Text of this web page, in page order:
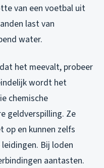
van een voetbal uit
last van
water.
het meevalt, probeer
wordt het
chemische
geldverspilling. Ze
op en kunnen zelfs
Bij loden
aantasten.